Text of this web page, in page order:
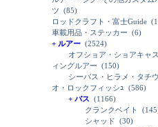
ツ (85)
ロッドクラフト・富士Guide
車載用品・ステッカー (6)
+ ルアー (2524)
オフショア・ショアキャ
ィングルアー (150)
シーバス・ヒラメ・タチウ
オ・ロックフィッシｭ (586)
+ バス (1166)
クランクベイト
シャッド (30)